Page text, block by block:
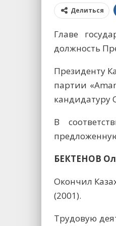
Делиться
Главе
должность
Президенту
партии
кандидатуру
В
БЕКТЕНОВ
Окончил
(2001).
Трудовую